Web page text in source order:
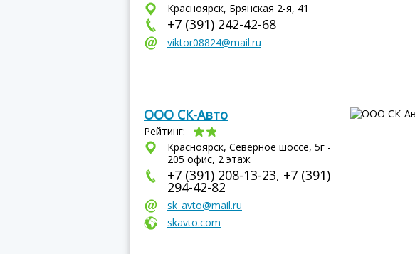
Красноярск, Брянская 2-я, 41
+7 (391) 242-42-68
viktor08824@mail.ru
ООО СК-Авто
Рейтинг:
Красноярск, Северное шоссе, 5г -
205 офис, 2 этаж
+7 (391) 208-13-23, +7 (391)
294-42-82
sk_avto@mail.ru
skavto.com